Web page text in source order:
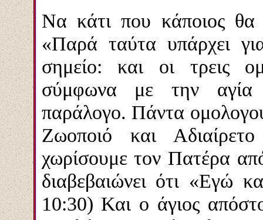
Να κάτι που κάποιος θα
«Παρά ταύτα υπάρχει
σημείο: και οι τρεις
σύμφωνα με την αγία
παράλογο. Πάντα
Ζωοποιό και
χωρίσουμε τον Πατέρα
διαβεβαιώνει ότι «Εγώ
10:30) Και ο άγιος